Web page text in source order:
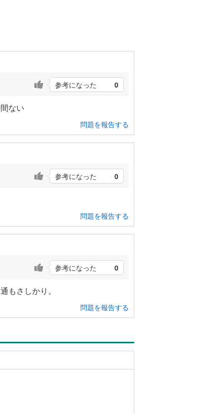
参考になった 0
ない
問題を報告する
参考になった 0
問題を報告する
参考になった 0
もさしかり。
問題を報告する